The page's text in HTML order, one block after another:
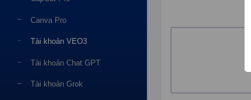
Canva Pro
Tài khoản VEO3
Tài khoản Chat GPT
Tài khoản Grok